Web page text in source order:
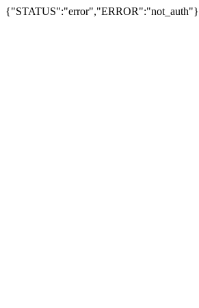
{"STATUS":"error","ERROR":"not_auth"}